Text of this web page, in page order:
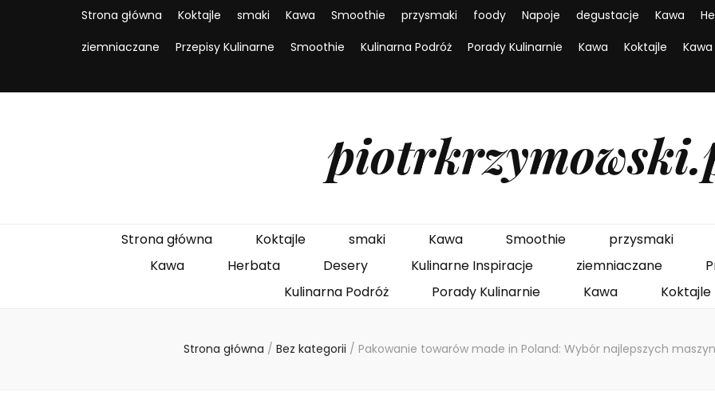
Strona główna Koktajle smaki Kawa Smoothie przysmaki foody Napoje degustacje Kawa
ziemniaczane
Przepisy Kulinarne Smoothie Kulinarna Podróż Porady Kulinarnie Kawa Koktajle Kawa
Strona główna Koktajle smaki Kawa Smoothie przysmaki
Kawa
Herbata Desery Kulinarne Inspiracje ziemniaczane
Kulinarna Podróż
Porady Kulinarnie Kawa Koktajle
Strona główna / Bez kategorii / Pakowanie towarów made in Poland: Wybór najlepszych